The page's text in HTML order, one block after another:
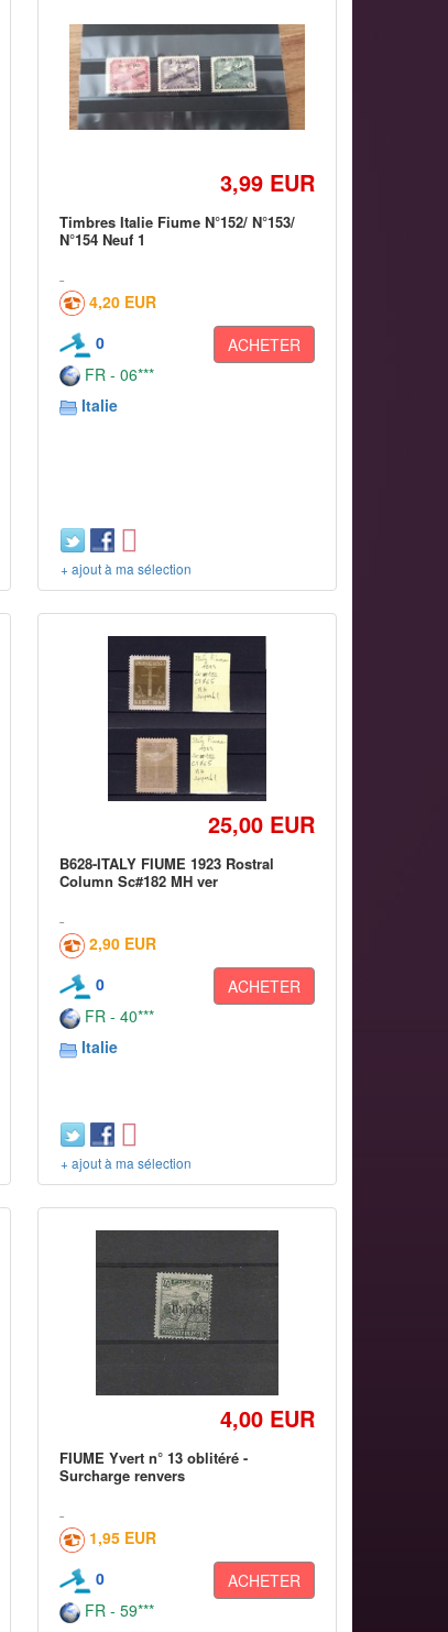
3,99 EUR
Timbres Italie Fiume N°152/ N°153/
N°154 Neuf 1
4,20 EUR
0
ACHETER
FR - 06***
Italie
+ ajout à ma sélection
25,00 EUR
B628-ITALY FIUME 1923 Rostral
Column Sc#182 MH ver
2,90 EUR
0
ACHETER
FR - 40***
Italie
+ ajout à ma sélection
4,00 EUR
FIUME Yvert n° 13 oblitéré -
Surcharge renvers
1,95 EUR
0
ACHETER
FR - 59***